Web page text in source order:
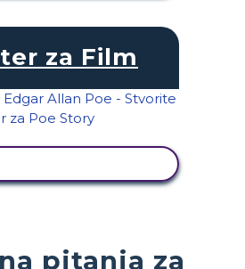
za Film
pitanja za